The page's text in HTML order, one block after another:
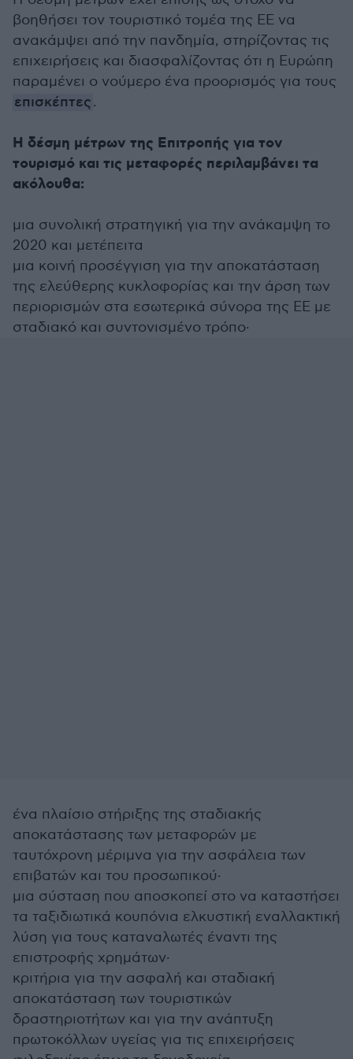
βοηθήσει τον τουριστικό τομέα της ΕΕ να
ανακάμψει από την πανδημία, στηρίζοντας τις
επιχειρήσεις και διασφαλίζοντας ότι η Ευρώπη
παραμένει ο νούμερο ένα προορισμός για τους
επισκέπτες.
Η δέσμη μέτρων της Επιτροπής για τον
τουρισμό και τις μεταφορές περιλαμβάνει τα
ακόλουθα:
μια συνολική στρατηγική για την ανάκαμψη το
2020 και μετέπειτα
μια κοινή προσέγγιση για την αποκατάσταση
της ελεύθερης κυκλοφορίας και την άρση των
περιορισμών στα εσωτερικά σύνορα της ΕΕ με
σταδιακό και συντονισμένο τρόπο·
ένα πλαίσιο στήριξης της σταδιακής
αποκατάστασης των μεταφορών με
ταυτόχρονη μέριμνα για την ασφάλεια των
επιβατών και του προσωπικού·
μια σύσταση που αποσκοπεί στο να καταστήσει
τα ταξιδιωτικά κουπόνια ελκυστική εναλλακτική
λύση για τους καταναλωτές έναντι της
επιστροφής χρημάτων·
κριτήρια για την ασφαλή και σταδιακή
αποκατάσταση των τουριστικών
δραστηριοτήτων και για την ανάπτυξη
πρωτοκόλλων υγείας για τις επιχειρήσεις